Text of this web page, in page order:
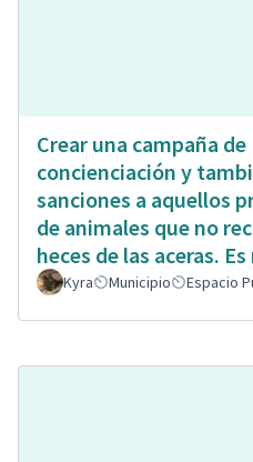
Crear una campaña de
concienciación y
sanciones a aquellos
de animales que no
heces de las aceras.
Kyra Municipio Espacio